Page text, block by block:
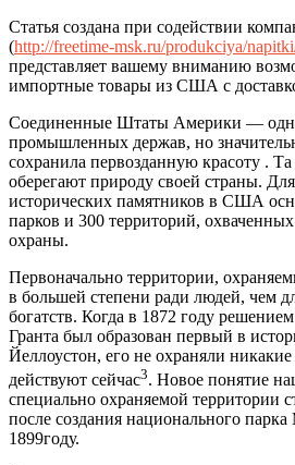
Статья создана при содействии
(http://freetime-msk.ru/produkciya/
представляет вашему вниманию
импортные товары из США с
Соединенные Штаты Америки —
промышленных держав, но
сохранила первозданную красоту .
оберегают природу своей страны.
исторических памятников в США
парков и 300 территорий,
охраны.
Первоначально территории,
в большей степени ради людей, чем
богатств. Когда в 1872 году
Гранта был образован первый в
Йеллоустон, его не охраняли
действуют сейчас3. Новое понятие
специально охраняемой территории
после создания национального
1899году.